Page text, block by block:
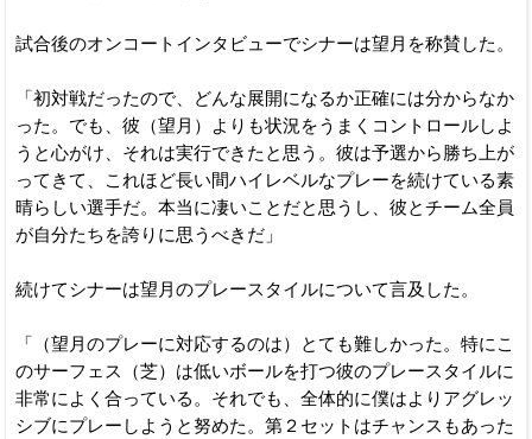
試合後のオンコートインタビューでシナーは望月を称賛した。
「初対戦だったので、どんな展開になるか正確には分からなか
った。でも、彼（望月）よりも状況をうまくコントロールしよ
うと心がけ、それは実行できたと思う。彼は予選から勝ち上が
ってきて、これほど長い間ハイレベルなプレーを続けている素
晴らしい選手だ。本当に凄いことだと思うし、彼とチーム全員
が自分たちを誇りに思うべきだ」
続けてシナーは望月のプレースタイルについて言及した。
「（望月のプレーに対応するのは）とても難しかった。特にこ
のサーフェス（芝）は低いボールを打つ彼のプレースタイルに
非常によく合っている。それでも、全体的に僕はよりアグレッ
シブにプレーしようと努めた。第２セットはチャンスもあった